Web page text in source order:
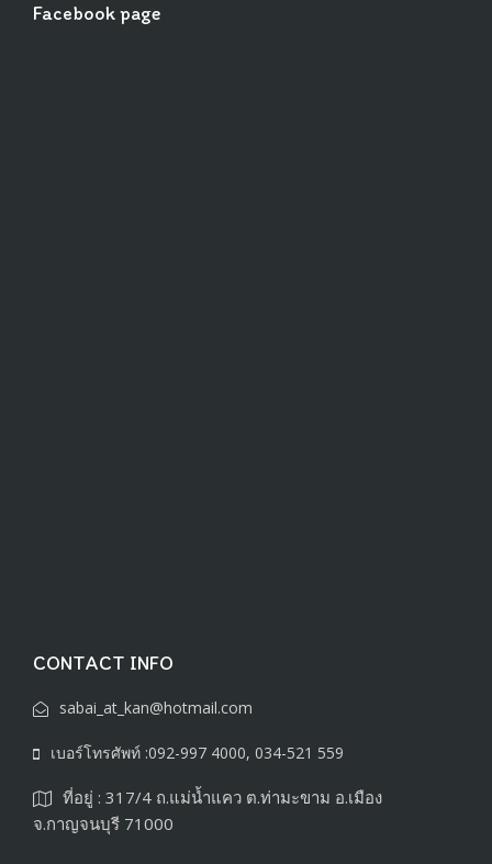
Facebook page
CONTACT INFO
sabai_at_kan@hotmail.com
เบอร์โทรศัพท์ :092-997 4000, 034-521 559
ที่อยู่ : 317/4 ถ.แม่น้ำแคว ต.ท่ามะขาม อ.เมือง
จ.กาญจนบุรี 71000